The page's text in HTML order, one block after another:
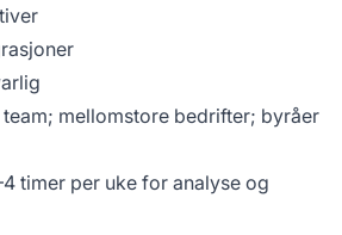
mellomstore bedrifter; byråer
timer per uke for analyse og